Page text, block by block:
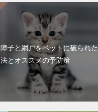
障子と網戸をペットに破られ
法とオススメの予防策